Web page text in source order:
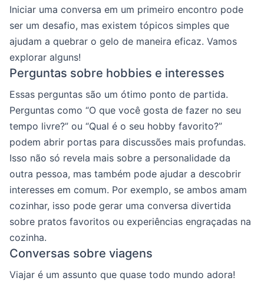
Iniciar uma conversa em um primeiro encontro pode
ser um desafio, mas existem tópicos simples que
ajudam a quebrar o gelo de maneira eficaz. Vamos
explorar alguns!
Perguntas sobre hobbies e interesses
Essas perguntas são um ótimo ponto de partida.
Perguntas como “O que você gosta de fazer no seu
tempo livre?” ou “Qual é o seu hobby favorito?”
podem abrir portas para discussões mais profundas.
Isso não só revela mais sobre a personalidade da
outra pessoa, mas também pode ajudar a descobrir
interesses em comum. Por exemplo, se ambos amam
cozinhar, isso pode gerar uma conversa divertida
sobre pratos favoritos ou experiências engraçadas na
cozinha.
Conversas sobre viagens
Viajar é um assunto que quase todo mundo adora!